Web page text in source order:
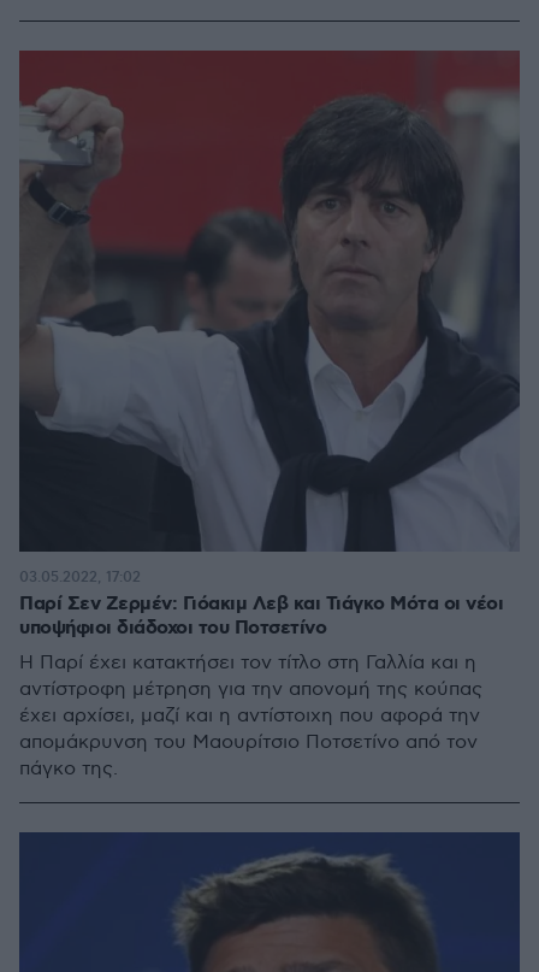
Παρί Σεν Ζερμέν: Γιόακιμ Λεβ και Τιάγκο Μότα οι νέοι
υποψήφιοι διάδοχοι του Ποτσετίνο
Η Παρί έχει κατακτήσει τον τίτλο στη Γαλλία και η
αντίστροφη μέτρηση για την απονομή της κούπας
έχει αρχίσει, μαζί και η αντίστοιχη που αφορά την
απομάκρυνση του Μαουρίτσιο Ποτσετίνο από τον
πάγκο της.
03.05.2022, 17:02